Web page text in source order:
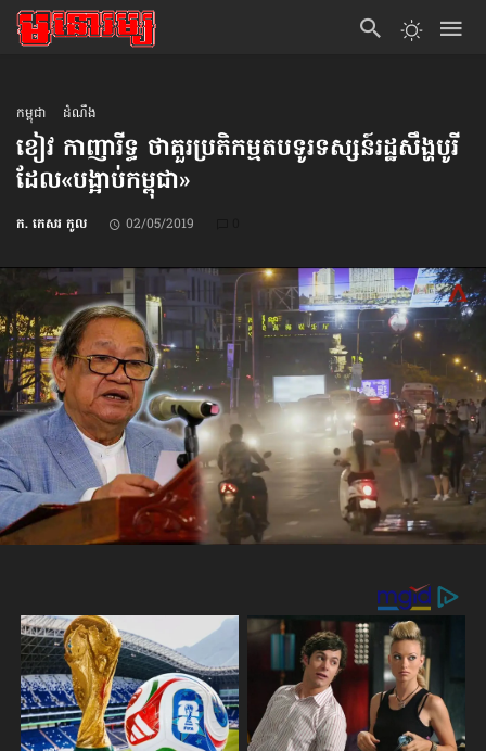
កម្ពុជា ដំណឹង
ខៀវ កាញារីទ្ធ ថា​គួរប្រតិកម្ម​តប​ទូរទស្សន៍​រដ្ឋ​សឹង្ហបូរី
ដែល«បង្អាប់កម្ពុជា»
ក. កេសរ កូល 02/05/2019